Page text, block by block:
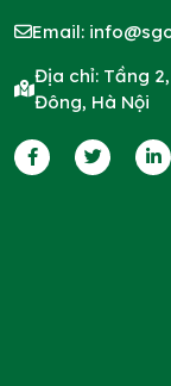
Email:
Địa chỉ: Tầng 2,
Đông, Hà Nội